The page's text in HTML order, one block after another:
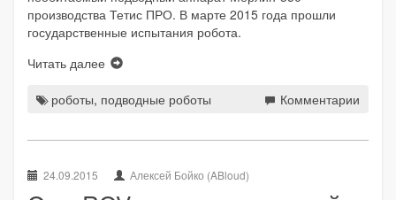
производства Тетис ПРО. В марте 2015 года прошли
государственные испытания робота.
Читать далее
роботы, подводные роботы Комментарии
24.09.2015 Алексей Бойко (ABloud)